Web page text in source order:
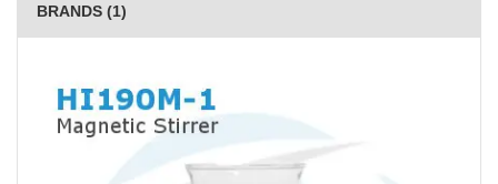
BRANDS (1)